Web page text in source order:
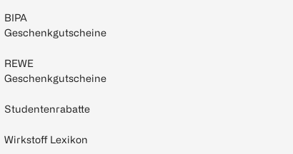
BIPA
Geschenkgutscheine
REWE
Geschenkgutscheine
Studentenrabatte
Wirkstoff Lexikon